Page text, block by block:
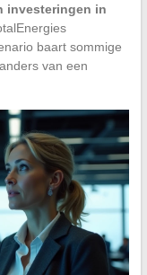
investeringen in
baart sommige
van een